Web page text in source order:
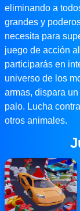
eliminando a
grandes y
necesita para
juego de acción
participarás en
universo de los
armas, dispara
palo. Lucha
otros animales.